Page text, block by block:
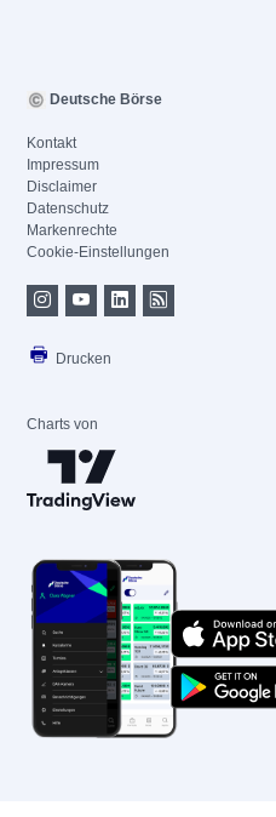
Deutsche Börse
Kontakt
Impressum
Disclaimer
Datenschutz
Markenrechte
Cookie-Einstellungen
Drucken
Charts von